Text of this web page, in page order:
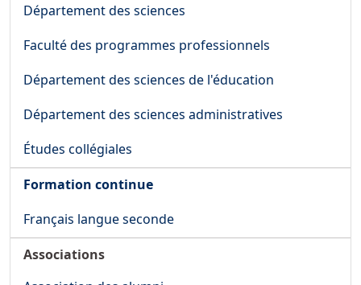
Département des sciences
Faculté des programmes professionnels
Département des sciences de l'éducation
Département des sciences administratives
Études collégiales
Formation continue
Français langue seconde
Associations